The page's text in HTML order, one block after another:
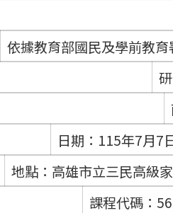
依據教育部國民及學前教
日期：115年7月7
地點：高雄市立三民高級
課程代碼：